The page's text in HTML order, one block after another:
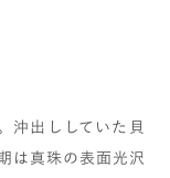
出ししていた貝
は真珠の表面光沢